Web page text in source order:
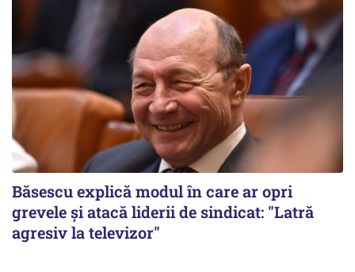
Băsescu explică modul în care ar opri
grevele și atacă liderii de sindicat: "Latră
agresiv la televizor"